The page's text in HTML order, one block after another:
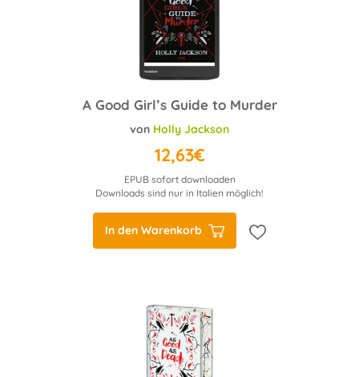
A Good Girl’s Guide to Murder
von Holly Jackson
12,63€
EPUB sofort downloaden
Downloads sind nur in Italien möglich!
In den Warenkorb